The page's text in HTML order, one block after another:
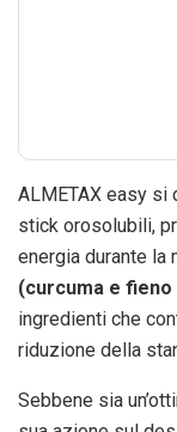
ALMETAX easy
stick orosolubili,
energia durante la
(curcuma e
ingredienti che
riduzione della
Sebbene sia